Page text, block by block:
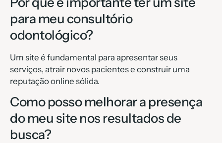
para meu consultório
odontológico?
Um site é fundamental para apresentar seus
serviços, atrair novos pacientes e construir uma
reputação online sólida.
Como posso melhorar a presença
do meu site nos resultados de
busca?